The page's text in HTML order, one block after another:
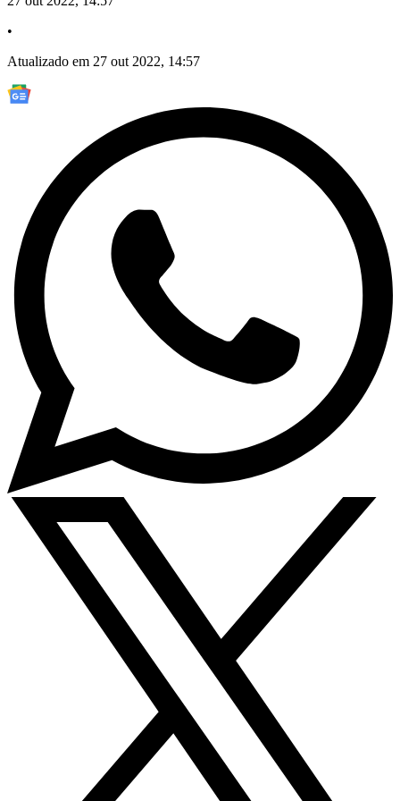
•
Atualizado em 27 out 2022, 14:57